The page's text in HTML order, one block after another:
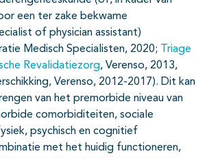
een ter zake bekwame
of physician assistant)
Medisch Specialisten, 2020;
Triage
Revalidatiezorg, Verenso, 2013,
Verenso, 2012-2017). Dit kan
van het premorbide niveau van
comorbiditeiten, sociale
psychisch en cognitief
met het huidig functioneren,